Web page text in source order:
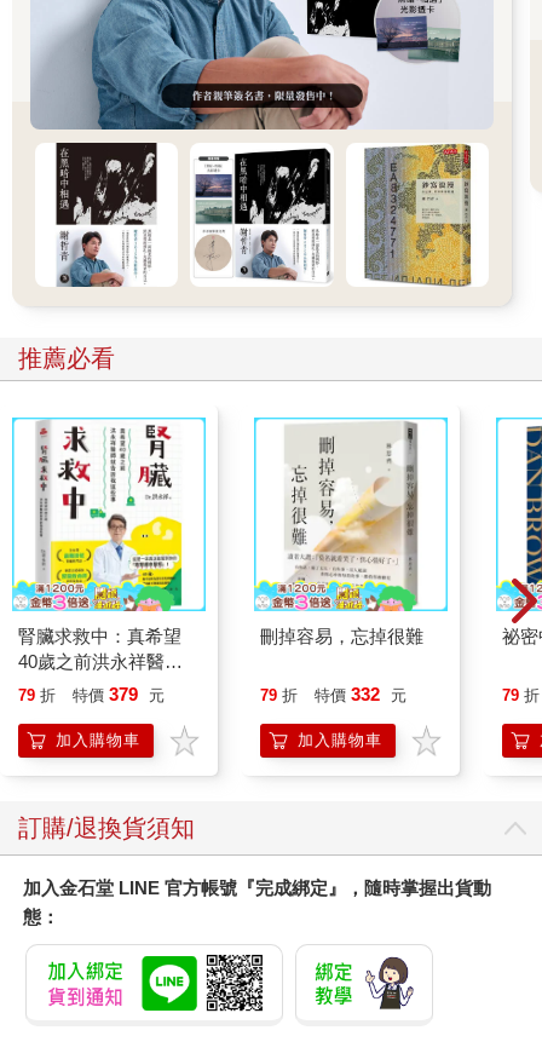
推薦必看
腎臟求救中：真希望
40歲之前洪永祥醫師
就告訴我這些事
79 折 特價 379 元
加入購物車
刪掉容易，忘掉很難
79 折 特價 332 元
加入購物車
祕
79 折
訂購/退換貨須知
加入金石堂 LINE 官方帳號『完成綁定』，隨時掌握出貨動
態：